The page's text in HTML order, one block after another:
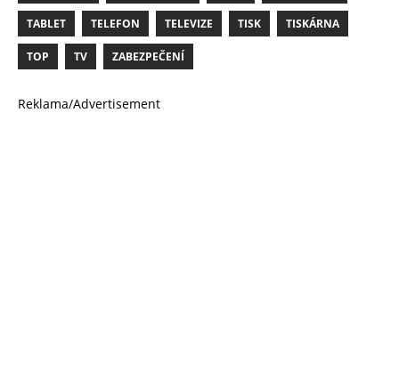
TABLET TELEFON TELEVIZE TISK TISKÁRNA
TOP TV ZABEZPEČENÍ
Reklama/Advertisement